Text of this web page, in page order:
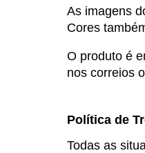
As imagens
Cores
O produto é
nos correios
Política de
Todas as